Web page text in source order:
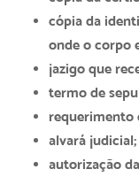
cópia da
onde o corpo
jazigo que
termo de
requerimento
alvará judicial;
autorização